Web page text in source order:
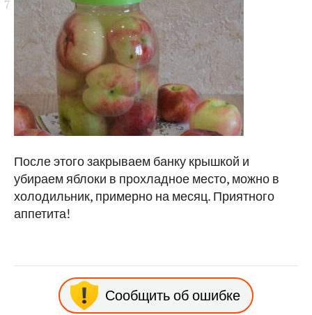
После этого закрываем банку крышкой и
убираем яблоки в прохладное место, можно в
холодильник, примерно на месяц. Приятного
аппетита!
Сообщить об ошибке